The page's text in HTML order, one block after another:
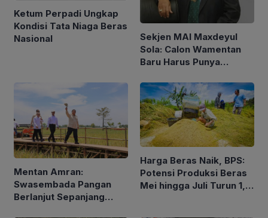
Ketum Perpadi Ungkap
Kondisi Tata Niaga Beras
Nasional
Sekjen MAI Maxdeyul
Sola: Calon Wamentan
Baru Harus Punya
Holistik
Mentan Amran:
Swasembada Pangan
Berlanjut Sepanjang
Harga Beras Naik, BPS:
Potensi Produksi Beras
Mei hingga Juli Turun 1,16